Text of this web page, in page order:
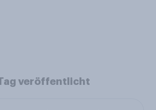
veröffentlicht